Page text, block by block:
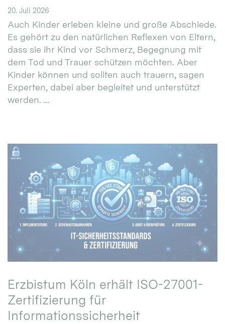
20. Juli 2026
Auch Kinder erleben kleine und große Abschiede.
Es gehört zu den natürlichen Reflexen von Eltern,
dass sie ihr Kind vor Schmerz, Begegnung mit
dem Tod und Trauer schützen möchten. Aber
Kinder können und sollten auch trauern, sagen
Experten, dabei aber begleitet und unterstützt
werden. ...
Erzbistum Köln erhält ISO-27001-
Zertifizierung für
Informationssicherheit